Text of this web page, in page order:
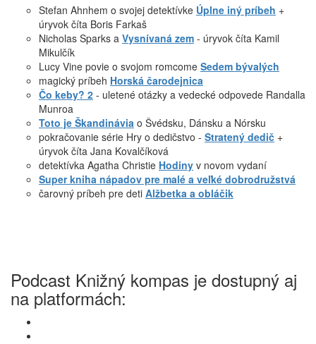
Stefan Ahnhem o svojej detektívke Úplne iný príbeh +
úryvok číta Boris Farkaš
Nicholas Sparks a Vysnívaná zem - úryvok číta Kamil
Mikulčík
Lucy Vine povie o svojom romcome Sedem bývalých
magický príbeh Horská čarodejnica
Čo keby? 2 - uletené otázky a vedecké odpovede Randalla
Munroa
Toto je Škandinávia o Švédsku, Dánsku a Nórsku
pokračovanie série Hry o dedičstvo - Stratený dedič +
úryvok číta Jana Kovalčíková
detektívka Agatha Christie Hodiny v novom vydaní
Super kniha nápadov pre malé a veľké dobrodružstvá
čarovný príbeh pre deti Alžbetka a obláčik
Podcast Knižný kompas je dostupný aj
na platformách: